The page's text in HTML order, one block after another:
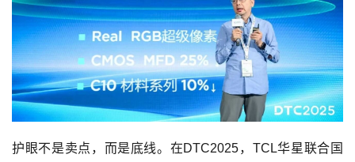
护眼不是卖点，而是底线。在DTC2025，TCL华星联合国